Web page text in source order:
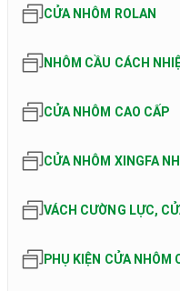
CỬA NHÔM ROLAN
NHÔM CẦU CÁCH
CỬA NHÔM CAO CẤP
CỬA NHÔM XINGFA
VÁCH CƯỜNG LỰC,
PHỤ KIỆN CỬA NHÔM